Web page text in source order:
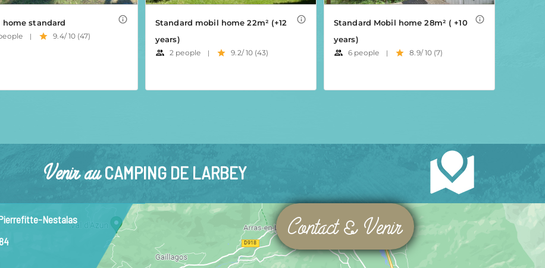
Venir auCAMPING DE LARBEY
Nestalas
Contact & Venir